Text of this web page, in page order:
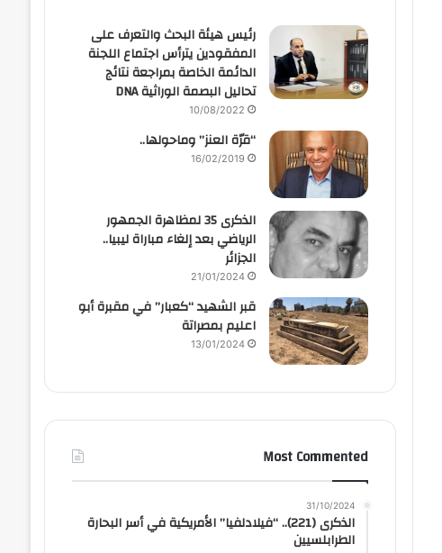
رئيس هيئة البحث والتعرف على
المفقودين يترأس اجتماع اللجنة
الدائمة الخاصة بمراجعة نتائج
تحاليل البصمة الوراثية DNA
10/08/2022
“قرّة العنز” وماحولها..
16/02/2019
الذكرى 35 لمظاهرة الجمهور
الرياضي بعد إلغاء مباراة ليبيا..
الجزائر
21/01/2024
قبر الشهيد “كعبار” في مقبرة أبو
اعليم بمصراتة
13/01/2024
Most Commented
31/10/2024
الذكرى (221).. “فيلادلفيا” الأمريكية في أسر البحارة
الطرابلسيين